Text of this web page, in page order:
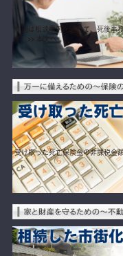
今回は相談事例を通じて、死後事
す。
>> 本文へ
受け取った死亡保険金の非課税金